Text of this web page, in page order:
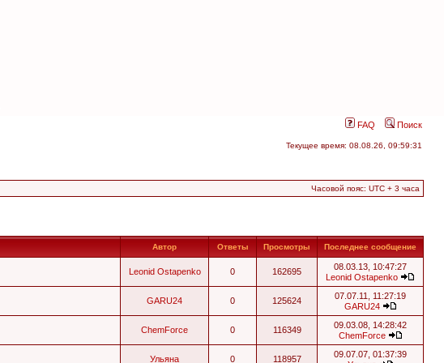
FAQ Поиск
Текущее время: 08.08.26, 09:59:31
Часовой пояс: UTC + 3 часа
Автор Ответы Просмотры Последнее сообщение
Leonid Ostapenko 0 162695
08.03.13, 10:47:27
Leonid Ostapenko
GARU24 0 125624
07.07.11, 11:27:19
GARU24
ChemForce 0 116349
09.03.08, 14:28:42
ChemForce
Ульяна 0 118957
09.07.07, 01:37:39